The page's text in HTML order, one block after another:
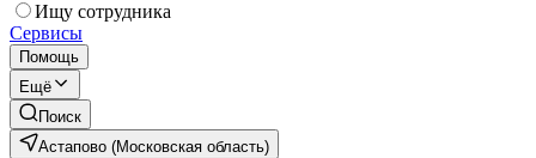
Ищу сотрудника
Сервисы
Помощь
Ещё
Поиск
Астапово (Московская область)